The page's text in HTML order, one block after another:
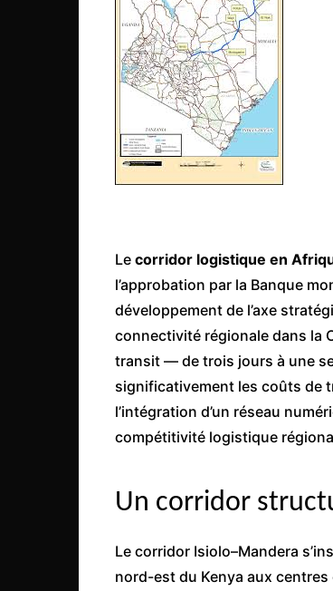
Egypte
Gabon
Guinée
Kenya
Lesotho Fr
Liberia
Mali
Malawi Fr
Maroc
Namibie
Nigeria
Niger
Le corridor logistique en
l’approbation par la Banque
développement de l’axe
connectivité régionale dans la
transit — de trois jours à une
significativement les coûts de
l’intégration d’un réseau
compétitivité logistique
Un corridor
Le corridor Isiolo–Mandera
nord-est du Kenya aux